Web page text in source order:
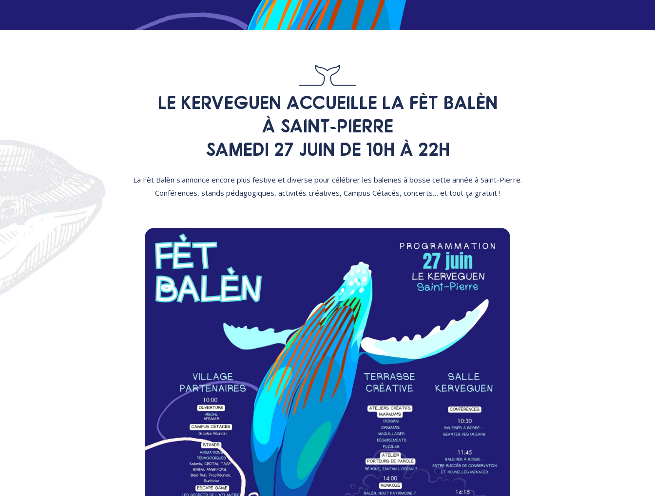
LE KERVEGUEN ACCUEILLE LA FÈT BALÈN
À SAINT-PIERRE
SAMEDI 27 JUIN DE 10H À 22H
La Fèt Balèn s'annonce encore plus festive et diverse pour célébrer les baleines à bosse cette année à Saint-Pierre.
Conférences, stands pédagogiques, activités créatives, Campus Cétacés, concerts… et tout ça gratuit !